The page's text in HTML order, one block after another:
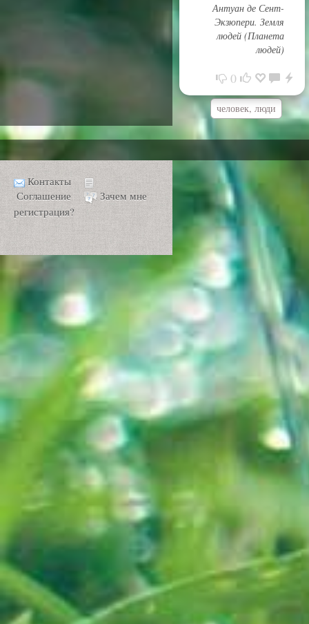
Антуан де Сент-
Экзюпери. Земля
людей (Планета
людей)
0
человек, люди
Контакты
Соглашение
Зачем мне
регистрация?